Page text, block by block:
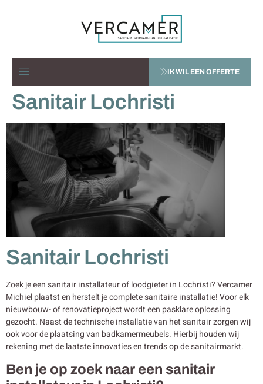
IK WIL EEN OFFERTE
Sanitair Lochristi
Sanitair Lochristi
Zoek je een sanitair installateur of loodgieter in Lochristi? Vercamer
Michiel plaatst en herstelt je complete sanitaire installatie! Voor elk
nieuwbouw- of renovatieproject wordt een pasklare oplossing
gezocht. Naast de technische installatie van het sanitair zorgen wij
ook voor de plaatsing van badkamermeubels. Hierbij houden wij
rekening met de laatste innovaties en trends op de sanitairmarkt.
Ben je op zoek naar een sanitair